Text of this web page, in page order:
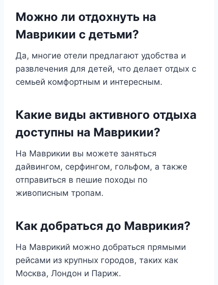
Можно ли отдохнуть на
Маврикии с детьми?
Да, многие отели предлагают удобства и
развлечения для детей, что делает отдых с
семьей комфортным и интересным.
Какие виды активного отдыха
доступны на Маврикии?
На Маврикии вы можете заняться
дайвингом, серфингом, гольфом, а также
отправиться в пешие походы по
живописным тропам.
Как добраться до Маврикия?
На Маврикий можно добраться прямыми
рейсами из крупных городов, таких как
Москва, Лондон и Париж.